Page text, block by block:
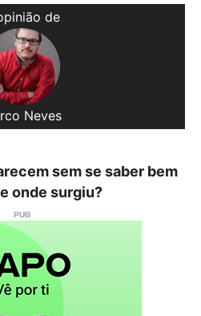
de
Neves
sem se saber bem
onde surgiu?